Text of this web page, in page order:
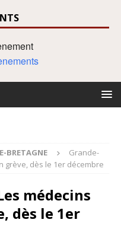
BRETAGNE
Grande-
grève, dès le 1er décembre
médecins
dès le 1er